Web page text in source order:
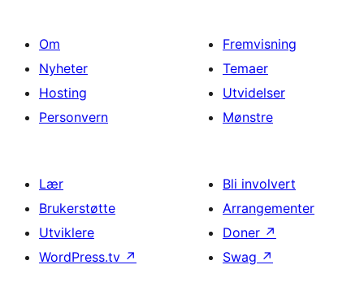
Om
Nyheter
Hosting
Personvern
Fremvisning
Temaer
Utvidelser
Mønstre
Lær
Brukerstøtte
Utviklere
WordPress.tv ↗
Bli involvert
Arrangementer
Doner ↗
Swag ↗